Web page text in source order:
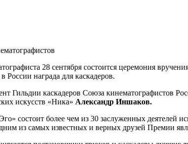
28 сентября состоится церемония
России награда для каскадеров.
Гильдии каскадеров Союза кинематографистов
искусств «Ника» Александр Иншаков.
состоит более чем из 30 заслуженных
из самых известных и верных друзей Премии